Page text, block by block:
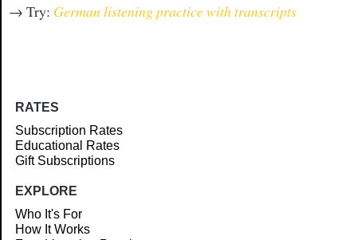
→ Try: German listening practice with transcripts
RATES
Subscription Rates
Educational Rates
Gift Subscriptions
EXPLORE
Who It's For
How It Works